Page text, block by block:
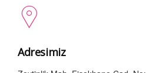
Adresimiz